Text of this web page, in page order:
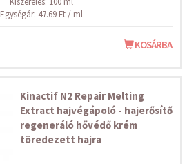
Egységár: 47.69 Ft / ml
KOSÁRBA
Kinactif N2 Repair Melting
Extract hajvégápoló - hajerősítő
regeneráló hővédő krém
töredezett hajra